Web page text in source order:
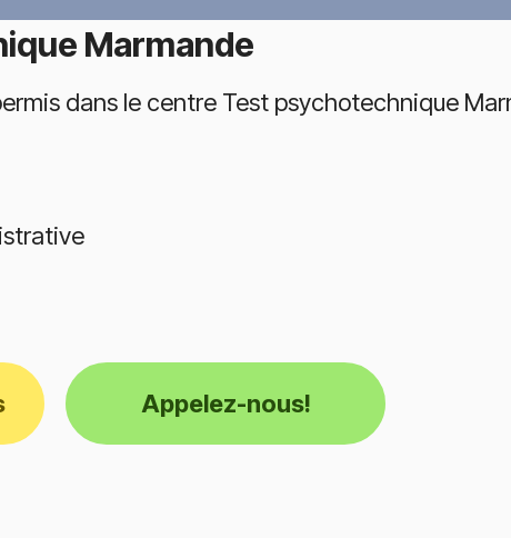
Marmande
dans le centre Test psychotechnique
Appelez-nous!